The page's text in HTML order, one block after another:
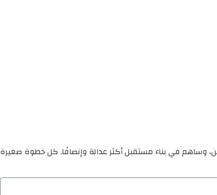
وساهم في بناء مستقبل أكثر عدالة وإنصافًا. كل خطوة صغيرة